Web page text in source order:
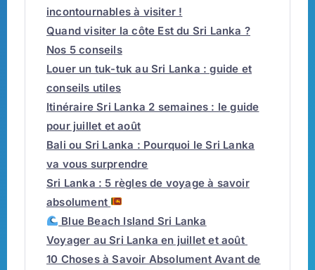
incontournables à visiter !
Quand visiter la côte Est du Sri Lanka ?
Nos 5 conseils
Louer un tuk-tuk au Sri Lanka : guide et
conseils utiles
Itinéraire Sri Lanka 2 semaines : le guide
pour juillet et août
Bali ou Sri Lanka : Pourquoi le Sri Lanka
va vous surprendre
Sri Lanka : 5 règles de voyage à savoir
absolument
Blue Beach Island Sri Lanka
Voyager au Sri Lanka en juillet et août
10 Choses à Savoir Absolument Avant de